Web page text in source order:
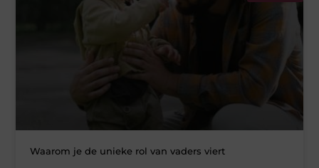
Waarom je de unieke rol van vaders viert